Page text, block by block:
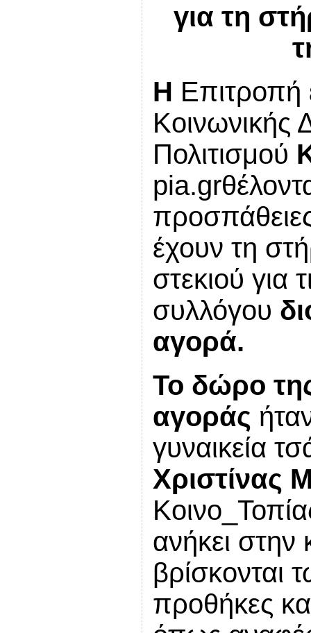
για τη
Η Επιτροπή
Κοινωνικής
Πολιτισμού
pia.gr
έχουν τη
στεκιού για
συλλόγου
αγορά.
Το δώρο
αγοράς
γυναικεία
Χριστίνας
ανήκει
βρίσκονται
προθήκες